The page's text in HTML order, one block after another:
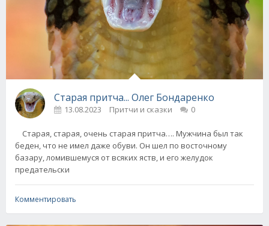
Старая притча... Олег Бондаренко
13.08.2023 Притчи и сказки 0
беден, что не имел даже обуви. Он шел по восточному
базару, ломившемуся от всяких яств, и его желудок
предательски
Комментировать